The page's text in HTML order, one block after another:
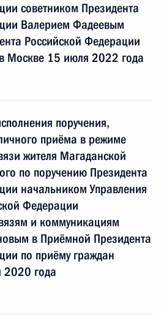
советником Президента
Валерием Фадеевым
Российской Федерации
Москве 15 июля 2022 года
поручения,
приёма в режиме
жителя Магаданской
по поручению Президента
начальником Управления
Федерации
и коммуникациям
в Приёмной Президента
по приёму граждан
2020 года